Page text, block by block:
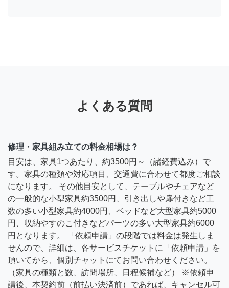
よくある質問
修理・家具組み立ての料金相場は？
目安は、家具1つあたり、約3500円～（諸経費込み）で
す。家具の種類や対応項目、交通費に合わせて都度ご相談
になります。 その他目安として、テーブルやチェアなど
の一般的な小型家具約3500円、引き出しや扉付きなど工
数の多い小型家具約4000円、ベッドなど大型家具約5000
円、収納やすのこ付きなどパーツの多い大型家具約6000
円となります。 「依頼申請」の段階では料金は発生しま
せんので、詳細は、各サービスチケットに「依頼申請」を
頂いてから、個別チャットにてお問い合わせください。
（家具の種類と数、訪問場所、日程候補など） ※依頼申
請後、本契約前（前払い決済前）であれば、キャンセル可